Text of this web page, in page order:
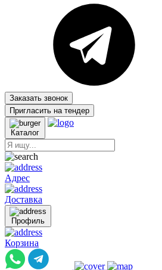
Заказать звонок
Пригласить на тендер
Каталог
Адрес
Доставка
Профиль
Корзина